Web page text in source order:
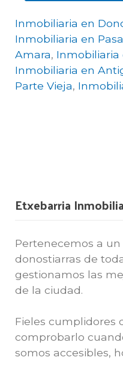
Inmobiliaria en
Inmobiliaria en
Amara, Inmobiliaria
Inmobiliaria en
Parte Vieja,
Etxebarria
Pertenecemos a
donostiarras de
gestionamos las
de la ciudad.
Fieles cumplidores
comprobarlo
somos accesibles,